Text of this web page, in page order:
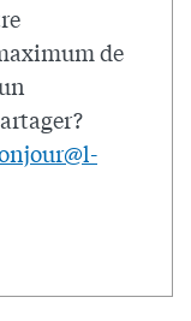
de